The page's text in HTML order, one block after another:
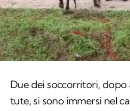
Due dei soccorritori, dopo
tute, si sono immersi nel